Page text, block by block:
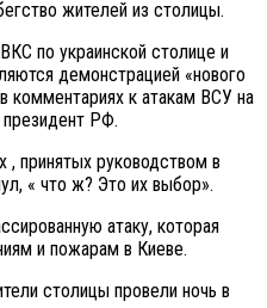
жителей из столицы.
по украинской столице и
демонстрацией «нового
комментариях к атакам ВСУ на
президент РФ.
, принятых руководством в
« что ж? Это их выбор».
атаку, которая
и пожарам в Киеве.
столицы провели ночь в